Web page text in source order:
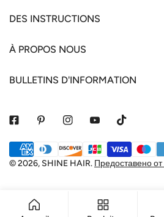
DES INSTRUCTIONS
À PROPOS NOUS
BULLETINS D'INFORMATION
© 2026, SHINE HAIR. Предоставено
Начини
за